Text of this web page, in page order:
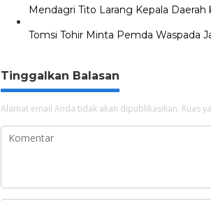
Mendagri Tito Larang Kepala
Tomsi Tohir Minta Pemda Waspada
Tinggalkan Balasan
Alamat email Anda tidak akan dipublikasikan. Ruas